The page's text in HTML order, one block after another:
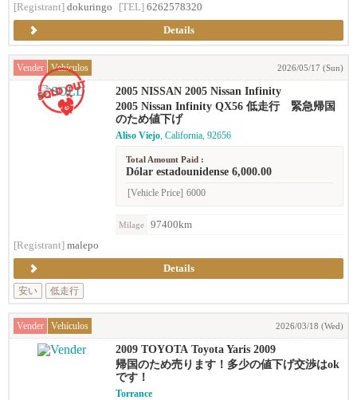
[Registrant] dokuringo [TEL] 6262578320
Details
Vender Vehículos 2026/05/17 (Sun)
2005 NISSAN 2005 Nissan Infinity
2005 Nissan Infinity QX56 低走行 緊急帰国
のため値下げ
Aliso Viejo, California, 92656
Total Amount Paid :
Dólar estadounidense 6,000.00
[Vehicle Price] 6000
Milage
97400km
[Registrant] malepo
Details
安い
低走行
Vender Vehículos 2026/03/18 (Wed)
2009 TOYOTA Toyota Yaris 2009
帰国のため売ります！多少の値下げ交渉はok
です！
Torrance